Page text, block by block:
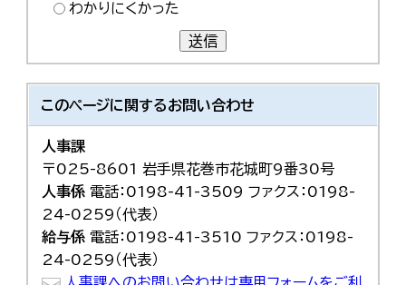
わかりにくかった
送信
このページに関するお問い合わせ
人事課
〒025-8601 岩手県花巻市花城町9番30号
人事係 電話：0198-41-3509 ファクス：0198-
24-0259（代表）
給与係 電話：0198-41-3510 ファクス：0198-
24-0259（代表）